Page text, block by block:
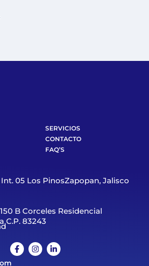
SERVICIOS
CONTACTO
FAQ’S
05 Los PinosZapopan, Jalisco
B Corceles Residencial
C.P. 83243